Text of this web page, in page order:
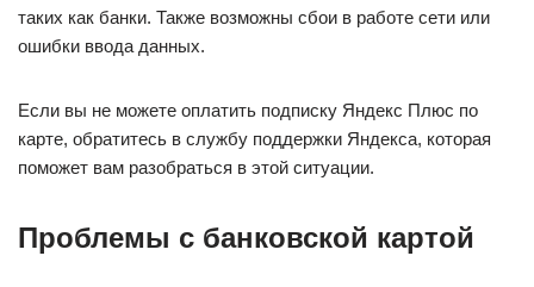
таких как банки. Также возможны сбои в работе сети или
ошибки ввода данных.
Если вы не можете оплатить подписку Яндекс Плюс по
карте, обратитесь в службу поддержки Яндекса, которая
поможет вам разобраться в этой ситуации.
Проблемы с банковской картой